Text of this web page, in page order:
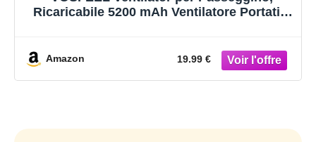
Ricaricabile 5200 mAh Ventilatore Portatile
Amazon 19.99 €